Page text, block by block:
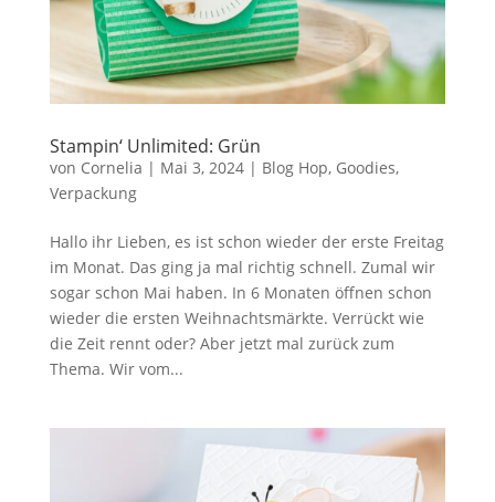
Stampin‘ Unlimited: Grün
von Cornelia | Mai 3, 2024| Blog Hop, Goodies,
Verpackung
Hallo ihr Lieben, es ist schon wieder der erste Freitag
im Monat. Das ging ja mal richtig schnell. Zumal wir
sogar schon Mai haben. In 6 Monaten öffnen schon
wieder die ersten Weihnachtsmärkte. Verrückt wie
die Zeit rennt oder? Aber jetzt mal zurück zum
Thema. Wir vom...